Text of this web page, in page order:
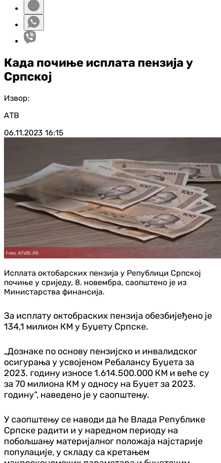
Када почиње исплата пензија у
Српској
Извор:
АТВ
06.11.2023 16:15
Исплата октобарских пензија у Републици Српској
почиње у сриједу, 8. новембра, саопштено је из
Министарства финансија.
За исплату октобраских пензија обезбијеђено је
134,1 милион КМ у Буџету Српске.
„Дознаке по основу пензијско и инвалидског
осигурања у усвојеном Ребалансу Буџета за
2023. годину износе 1.614.500.000 КМ и веће су
за 70 милиона КМ у односу на Буџет за 2023.
годину“, наведено је у саопштењу.
У саопштењу се наводи да ће Влада Републике
Српске радити и у наредном периоду на
побољшању материјалног положаја најстарије
популације, у складу са кретањем